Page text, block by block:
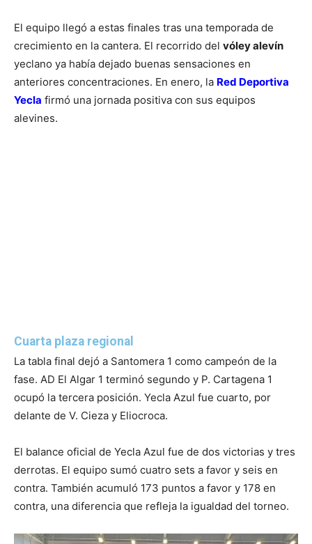
El equipo llegó a estas finales tras una temporada de
crecimiento en la cantera. El recorrido del vóley alevín
yeclano ya había dejado buenas sensaciones en
anteriores concentraciones. En enero, la Red Deportiva
Yecla firmó una jornada positiva con sus equipos
alevines.
Cuarta plaza regional
La tabla final dejó a Santomera 1 como campeón de la
fase. AD El Algar 1 terminó segundo y P. Cartagena 1
ocupó la tercera posición. Yecla Azul fue cuarto, por
delante de V. Cieza y Eliocroca.
El balance oficial de Yecla Azul fue de dos victorias y tres
derrotas. El equipo sumó cuatro sets a favor y seis en
contra. También acumuló 173 puntos a favor y 178 en
contra, una diferencia que refleja la igualdad del torneo.